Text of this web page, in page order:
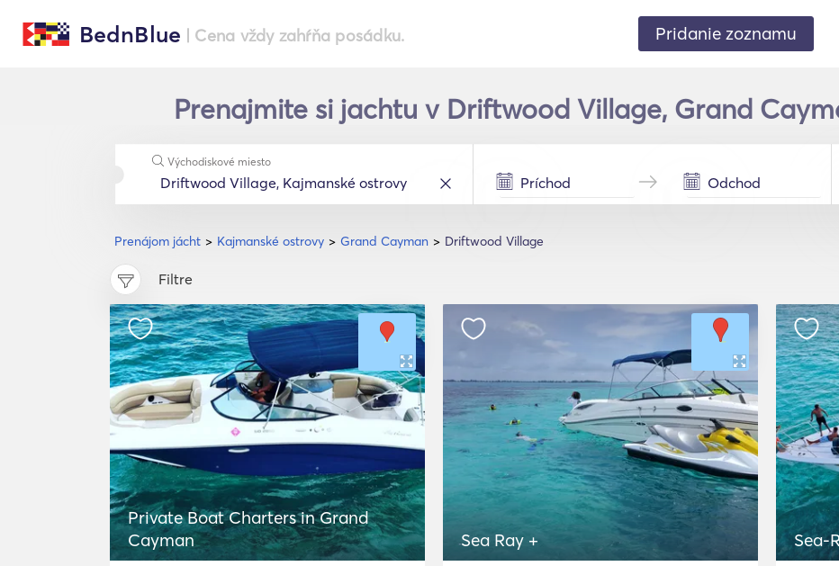
BednBlue | Cena vždy zahŕňa posádku. Pridanie zoznamu
Prenajmite si jachtu v Driftwood Village, Grand
Prenájom jácht Kajmanské ostrovy Grand Cayman Driftwood Village
Východiskové miesto
Filtre
Private Boat Charters in Grand
Cayman
Sea Ray + Sea-